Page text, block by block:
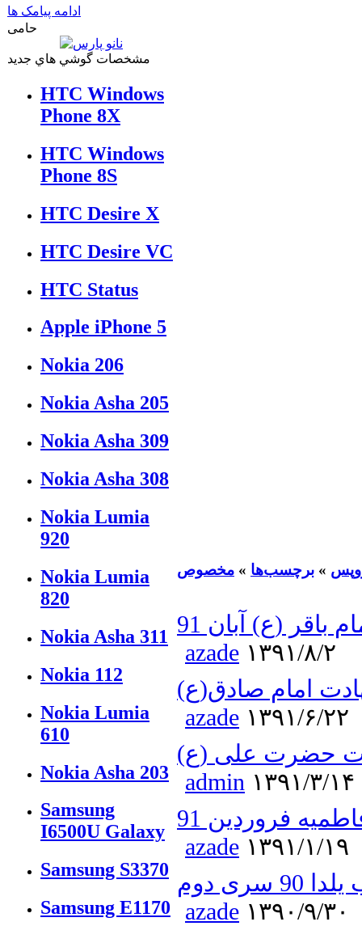
ادامه پیامک ها
حامی
مشخصات گوشي هاي جديد
HTC Windows
Phone 8X
HTC Windows
Phone 8S
HTC Desire X
HTC Desire VC
HTC Status
Apple iPhone 5
Nokia 206
Nokia Asha 205
Nokia Asha 309
Nokia Asha 308
Nokia Lumia
920
Nokia Lumia
820
Nokia Asha 311
Nokia 112
Nokia Lumia
610
Nokia Asha 203
Samsung
I6500U Galaxy
Samsung S3370
Samsung E1170
» برچسب‌ها » مخصوص
(ع) آبان 91
azade ۱۳۹۱/۸/۲
امام صادق(ع)
azade ۱۳۹۱/۶/۲۲
حضرت علی (ع)
admin ۱۳۹۱/۳/۱۴
فروردین 91
azade ۱۳۹۱/۱/۱۹
دوم
azade ۱۳۹۰/۹/۳۰